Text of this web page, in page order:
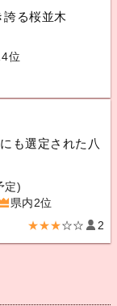
る桜並木
位
も選定された八
定)
県内2位
★★★☆☆ 2